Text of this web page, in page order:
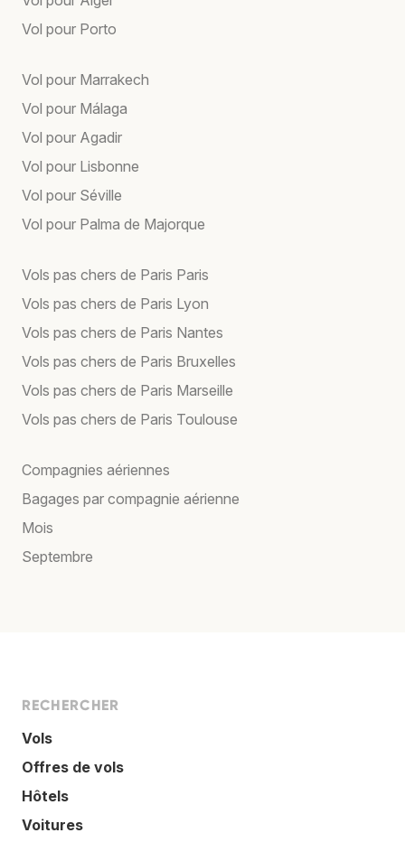
Vol pour Porto
Vol pour Marrakech
Vol pour Málaga
Vol pour Agadir
Vol pour Lisbonne
Vol pour Séville
Vol pour Palma de Majorque
Vols pas chers de Paris Paris
Vols pas chers de Paris Lyon
Vols pas chers de Paris Nantes
Vols pas chers de Paris Bruxelles
Vols pas chers de Paris Marseille
Vols pas chers de Paris Toulouse
Compagnies aériennes
Bagages par compagnie aérienne
Mois
Septembre
RECHERCHER
Vols
Offres de vols
Hôtels
Voitures